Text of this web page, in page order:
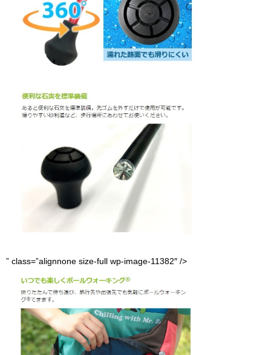
” class=”alignnone size-full wp-image-11382″ />